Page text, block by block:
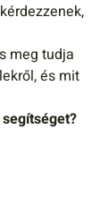
meg tudja
és mit